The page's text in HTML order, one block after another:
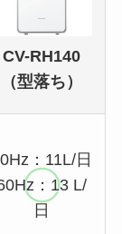
CV-RH140
（型落ち）
：11L/日
：13 L/
日